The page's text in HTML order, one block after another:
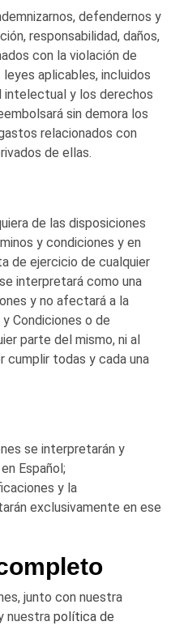
defendernos y
responsabilidad, daños,
con la violación de
aplicables, incluidos
intelectual y los derechos
sin demora los
relacionados con
de ellas.
de las disposiciones
y condiciones y en
de ejercicio de cualquier
interpretará como una
y no afectará a la
Condiciones o de
parte del mismo, ni al
cumplir todas y cada una
se interpretarán y
Español;
y la
exclusivamente en ese
junto con nuestra
nuestra política de